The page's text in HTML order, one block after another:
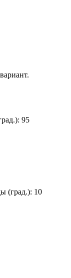
95
(град.): 10